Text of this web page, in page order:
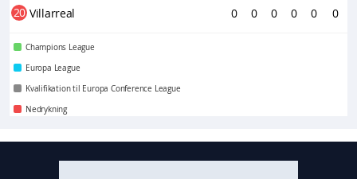
20 Villarreal 0 0 0 0 0 0
Champions League
Europa League
Kvalifikation til Europa Conference League
Nedrykning